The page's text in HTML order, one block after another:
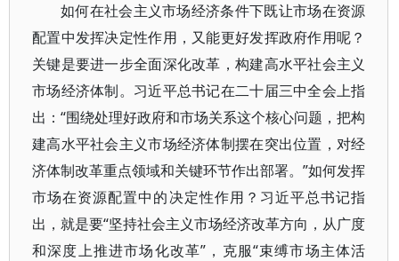
如何在社会主义市场经济条件下既让市场在资源
配置中发挥决定性作用，又能更好发挥政府作用呢？
关键是要进一步全面深化改革，构建高水平社会主义
市场经济体制。习近平总书记在二十届三中全会上指
出：“围绕处理好政府和市场关系这个核心问题，把构
建高水平社会主义市场经济体制摆在突出位置，对经
济体制改革重点领域和关键环节作出部署。”如何发挥
市场在资源配置中的决定性作用？习近平总书记指
出，就是要“坚持社会主义市场经济改革方向，从广度
和深度上推进市场化改革”，克服“束缚市场主体活